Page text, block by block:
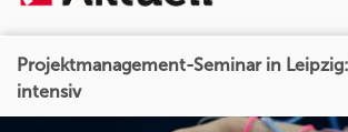
Projektmanagement-Seminar in
intensiv